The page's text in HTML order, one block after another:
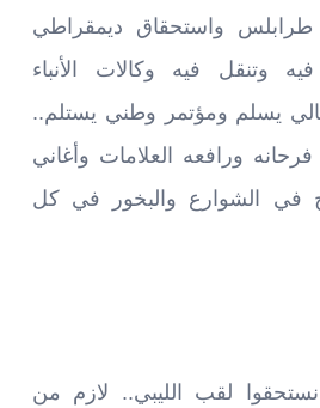
طرابلس واستحقاق ديمقراطي
وتنقل فيه وكالات الأنباء
يسلم ومؤتمر وطني يستلم..
ورافعه العلامات وأغاني
في الشوارع والبخور في كل
نستحقوا لقب الليبي.. لازم من